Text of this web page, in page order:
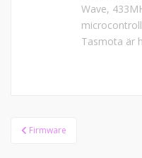
Wave,
Tasmota är
Firmware